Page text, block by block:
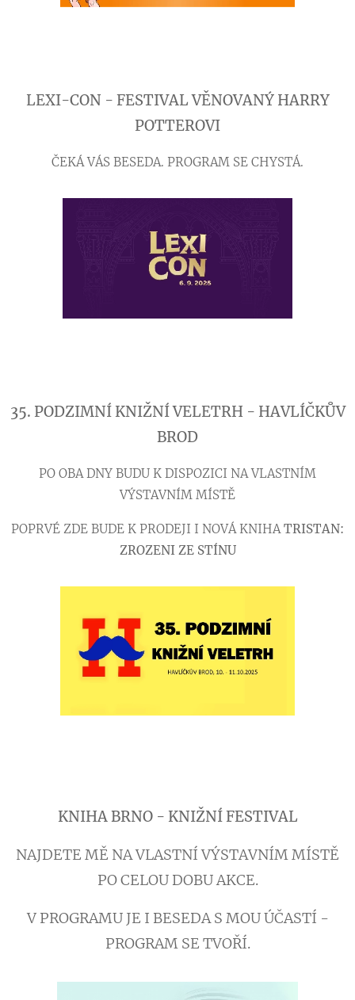
LEXI-CON - FESTIVAL VĚNOVANÝ HARRY
POTTEROVI
ČEKÁ VÁS BESEDA. PROGRAM SE CHYSTÁ.
35. PODZIMNÍ KNIŽNÍ VELETRH - HAVLÍČKŮV
BROD
PO OBA DNY BUDU K DISPOZICI NA VLASTNÍM
VÝSTAVNÍM MÍSTĚ
POPRVÉ ZDE BUDE K PRODEJI I NOVÁ KNIHATRISTAN:
ZROZENI ZE STÍNU
KNIHA BRNO - KNIŽNÍ FESTIVAL
NAJDETE MĚ NA VLASTNÍ VÝSTAVNÍM MÍSTĚ
PO CELOU DOBU AKCE.
V PROGRAMU JE I BESEDA S MOU ÚČASTÍ -
PROGRAM SE TVOŘÍ.